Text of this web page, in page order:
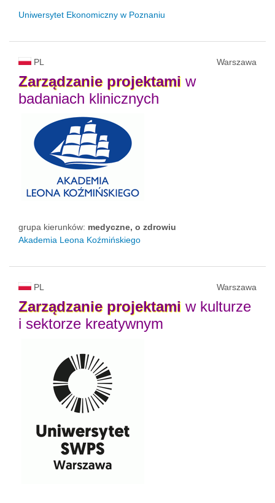
Uniwersytet Ekonomiczny w Poznaniu
PL Warszawa
Zarządzanie projektami w
badaniach klinicznych
grupa kierunków: medyczne, o zdrowiu
Akademia Leona Koźmińskiego
PL Warszawa
Zarządzanie projektami w kulturze
i sektorze kreatywnym